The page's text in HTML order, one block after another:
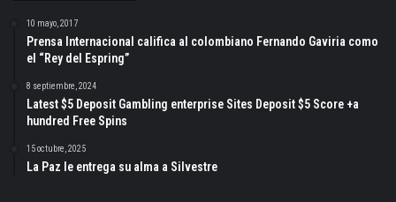
10 mayo, 2017
Prensa Internacional califica al colombiano Fernando Gaviria como
el “Rey del Espring”
8 septiembre, 2024
Latest $5 Deposit Gambling enterprise Sites Deposit $5 Score +a
hundred Free Spins
15 octubre, 2025
La Paz le entrega su alma a Silvestre